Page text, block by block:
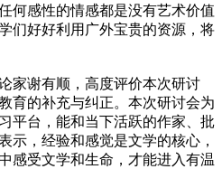
何感性的情感都是没有艺术价值
们好好利用广外宝贵的资源，将
家谢有顺，高度评价本次研讨
育的补充与纠正。本次研讨会为
平台，能和当下活跃的作家、批
示，经验和感觉是文学的核心，
感受文学和生命，才能进入有温